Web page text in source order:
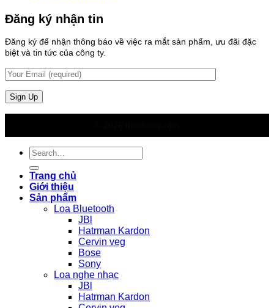
Đăng ký nhận tin
Đăng ký để nhận thông báo về việc ra mắt sản phẩm, ưu đãi đặc
biệt và tin tức của công ty.
Search
for:
Trang chủ
Giới thiệu
Sản phẩm
Loa Bluetooth
JBl
Hatrman Kardon
Cervin veg
Bose
Sony
Loa nghe nhạc
JBl
Hatrman Kardon